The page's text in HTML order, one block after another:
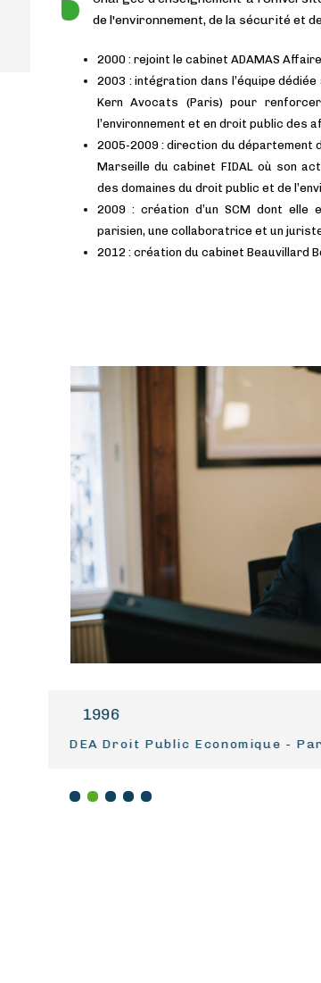
1998de l'environnement, de la sécurité et
2000 : rejoint le cabinet ADAMAS
2003 : intégration dans l’équipe
Kern Avocats (Paris) pour
l’environnement et en droit public des
2005-2009 : direction du département
Marseille du cabinet FIDAL où son
des domaines du droit public et de
2009 : création d’un SCM dont elle
parisien, une collaboratrice et un
2012 : création du cabinet Beauvillard
DEA Droit Public Economique -
1996